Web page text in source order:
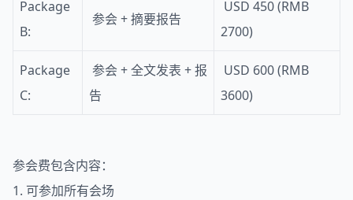
Package
B:
参会 + 摘要报告
USD 450 (RMB
2700)
Package
C:
参会 + 全文发表 + 报
告
USD 600 (RMB
3600)
参会费包含内容：
1. 可参加所有会场